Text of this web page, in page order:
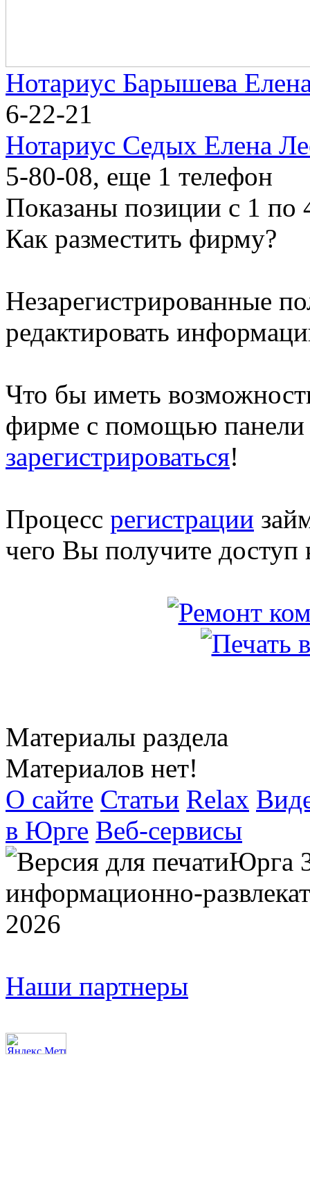
Нотариус Барышева
6-22-21
Нотариус Седых Елена
5-80-08, еще 1 телефон
Показаны позиции с 1 по
Как разместить фирму?
Незарегистрированные
редактировать
Что бы иметь
фирме с помощью панели
зарегистрироваться!
Процесс регистрации
чего Вы получите доступ
Материалы раздела
Материалов нет!
О сайте Статьи Relax
в Юрге Веб-сервисы
Юрга
информационно-
2026
Наши партнеры